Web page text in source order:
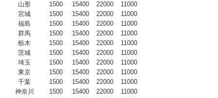
山形
1500 15400 22000
11000
宮城
1500 15400 22000
11000
福島
1500 15400 22000
11000
群馬
1500 15400 22000
11000
栃木
1500 15400 22000
11000
茨城
1500 15400 22000
11000
埼玉
1500 15400 22000
11000
東京
1500 15400 22000
11000
千葉
1500 15400 22000
11000
神奈川
1500 15400 22000
11000